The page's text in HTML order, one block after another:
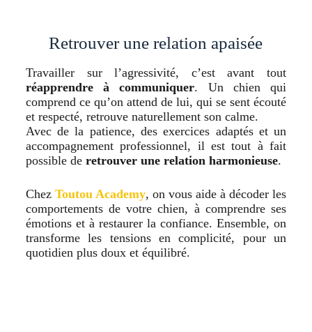
Retrouver une relation apaisée
Travailler sur l’agressivité, c’est avant tout
réapprendre à communiquer. Un chien qui
comprend ce qu’on attend de lui, qui se sent écouté
et respecté, retrouve naturellement son calme.
Avec de la patience, des exercices adaptés et un
accompagnement professionnel, il est tout à fait
possible de retrouver une relation harmonieuse.
Chez Toutou Academy, on vous aide à décoder les
comportements de votre chien, à comprendre ses
émotions et à restaurer la confiance. Ensemble, on
transforme les tensions en complicité, pour un
quotidien plus doux et équilibré.